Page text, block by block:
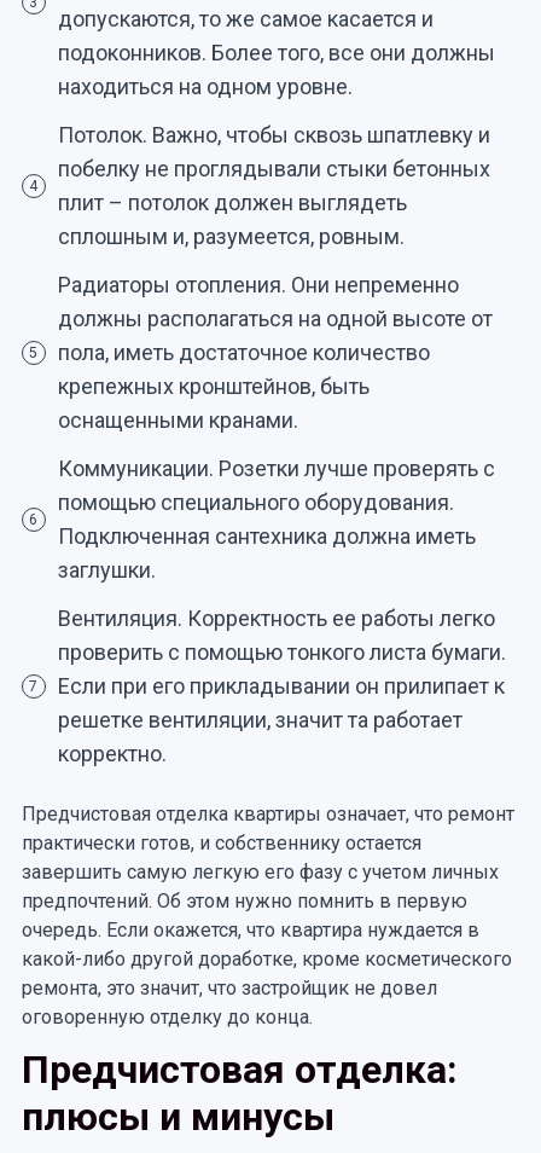
допускаются, то же самое касается и
подоконников. Более того, все они должны
находиться на одном уровне.
4
Потолок. Важно, чтобы сквозь шпатлевку и
побелку не проглядывали стыки бетонных
плит – потолок должен выглядеть
сплошным и, разумеется, ровным.
5
Радиаторы отопления. Они непременно
должны располагаться на одной высоте от
пола, иметь достаточное количество
крепежных кронштейнов, быть
оснащенными кранами.
6
Коммуникации. Розетки лучше проверять с
помощью специального оборудования.
Подключенная сантехника должна иметь
заглушки.
7
Вентиляция. Корректность ее работы легко
проверить с помощью тонкого листа бумаги.
Если при его прикладывании он прилипает к
решетке вентиляции, значит та работает
корректно.
Предчистовая отделка квартиры означает, что ремонт
практически готов, и собственнику остается
завершить самую легкую его фазу с учетом личных
предпочтений. Об этом нужно помнить в первую
очередь. Если окажется, что квартира нуждается в
какой-либо другой доработке, кроме косметического
ремонта, это значит, что застройщик не довел
оговоренную отделку до конца.
Предчистовая отделка:
плюсы и минусы